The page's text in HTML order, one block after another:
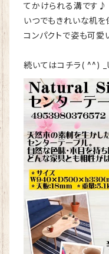
てかけられる溝です♪
いつでもきれいな机を
コンパクトで姿も可愛
続いてはコチラ( ^^)